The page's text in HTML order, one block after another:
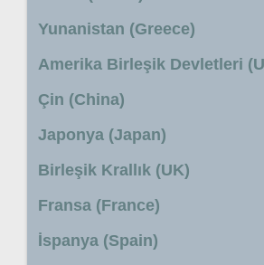
Yunanistan (Greece)
Amerika Birleşik Devletleri
Çin (China)
Japonya (Japan)
Birleşik Krallık (UK)
Fransa (France)
İspanya (Spain)